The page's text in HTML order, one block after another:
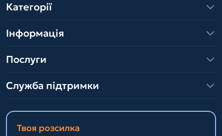
Категорії
Інформація
Послуги
Служба підтримки
Твоя розсилка